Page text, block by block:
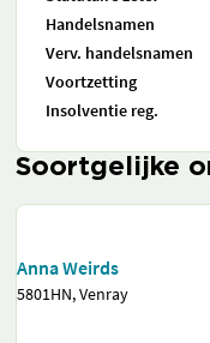
Handelsnamen
Verv. handelsnamen
Voortzetting
Insolventie reg.
Soortgelijke
Anna Weirds
5801HN, Venray